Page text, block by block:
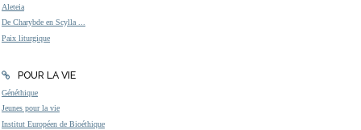
Aleteia
De Charybde en Scylla ...
Paix liturgique
POUR LA VIE
Généthique
Jeunes pour la vie
Institut Européen de Bioéthique